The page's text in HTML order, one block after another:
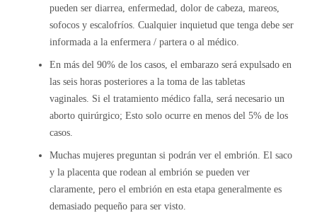
pueden ser diarrea, enfermedad, dolor de cabeza, mareos,
sofocos y escalofríos. Cualquier inquietud que tenga debe ser
informada a la enfermera / partera o al médico.
En más del 90% de los casos, el embarazo será expulsado en
las seis horas posteriores a la toma de las tabletas
vaginales. Si el tratamiento médico falla, será necesario un
aborto quirúrgico; Esto solo ocurre en menos del 5% de los
casos.
Muchas mujeres preguntan si podrán ver el embrión. El saco
y la placenta que rodean al embrión se pueden ver
claramente, pero el embrión en esta etapa generalmente es
demasiado pequeño para ser visto.